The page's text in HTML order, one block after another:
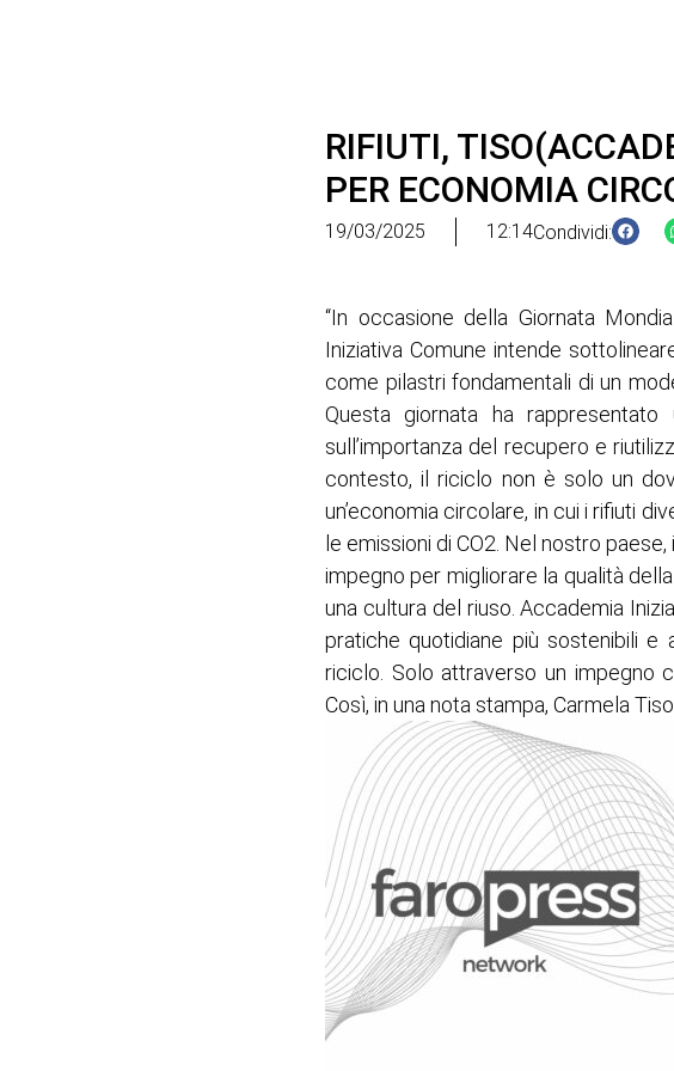
RIFIUTI,
PER ECONOMIA
19/03/2025 12:14Condividi:
“In occasione della Giornata
Iniziativa Comune intende
come pilastri fondamentali di un
Questa giornata ha rappresentato
sull’importanza del recupero e
contesto, il riciclo non è solo un
un’economia circolare, in cui i rifiuti
le emissioni di CO2. Nel nostro
impegno per migliorare la qualità
una cultura del riuso. Accademia
pratiche quotidiane più sostenibili e
riciclo. Solo attraverso un impegno
Così, in una nota stampa, Carmela